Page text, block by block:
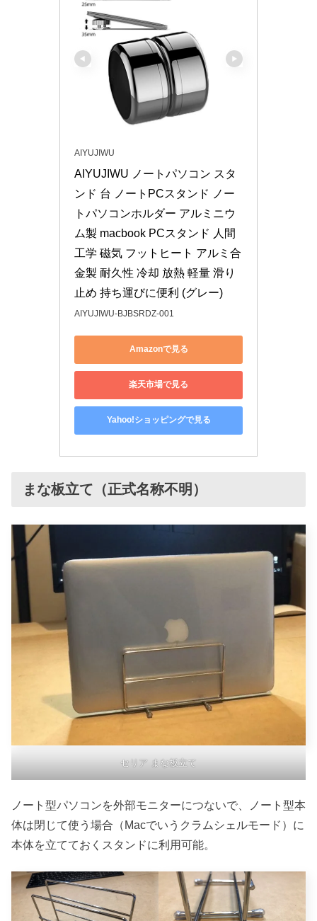
AIYUJIWU
AIYUJIWU ノートパソコン スタ
ンド 台 ノートPCスタンド ノー
トパソコンホルダー アルミニウ
ム製 macbook PCスタンド 人間
工学 磁気 フットヒート アルミ合
金製 耐久性 冷却 放熱 軽量 滑り
止め 持ち運びに便利 (グレー)
AIYUJIWU-BJBSRDZ-001
Amazonで見る
楽天市場で見る
Yahoo!ショッピングで見る
まな板立て（正式名称不明）
セリア まな板立て
ノート型パソコンを外部モニターにつないで、ノート型本
体は閉じて使う場合（Macでいうクラムシェルモード）に
本体を立てておくスタンドに利用可能。